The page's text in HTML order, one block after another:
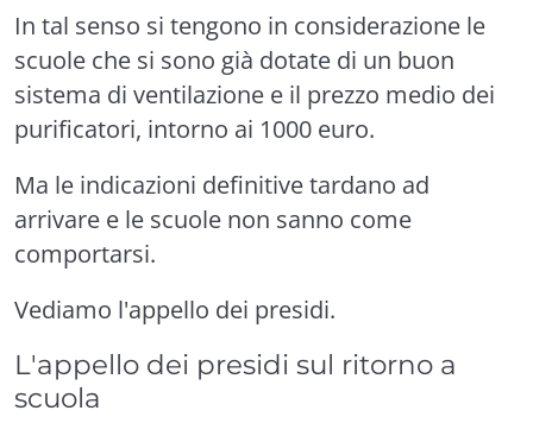
In tal senso si tengono in considerazione le
scuole che si sono già dotate di un buon
sistema di ventilazione e il prezzo medio dei
purificatori, intorno ai 1000 euro.
Ma le indicazioni definitive tardano ad
arrivare e le scuole non sanno come
comportarsi.
Vediamo l'appello dei presidi.
L'appello dei presidi sul ritorno a
scuola